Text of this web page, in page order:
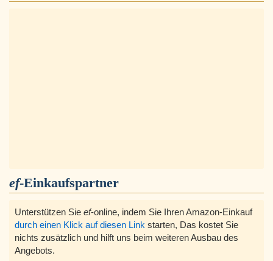
ef-Einkaufspartner
Unterstützen Sie ef-online, indem Sie Ihren Amazon-Einkauf
durch einen Klick auf diesen Link starten, Das kostet Sie
nichts zusätzlich und hilft uns beim weiteren Ausbau des
Angebots.